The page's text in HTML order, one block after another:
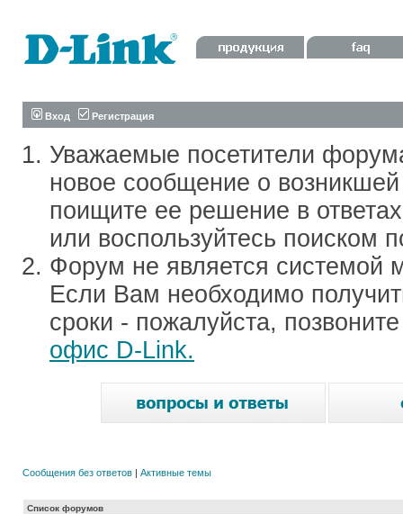
Вход Регистрация
Уважаемые посетители
новое сообщение о
поищите ее решение в
или воспользуйтесь поиском
Форум не является системой
Если Вам необходимо
сроки - пожалуйста,
офис D-Link.
Сообщения без ответов | Активные темы
Список форумов